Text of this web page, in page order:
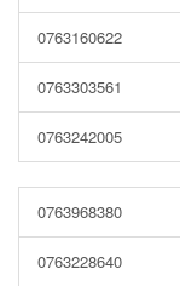
0763160622
0763303561
0763242005
0763968380
0763228640